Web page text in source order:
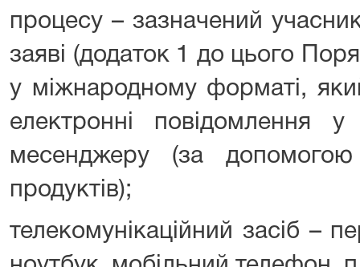
процесу – зазначений
заяві (додаток 1 до цього
у міжнародному форматі,
електронні повідомлення
месенджеру (за
продуктів);
телекомунікаційний засіб –